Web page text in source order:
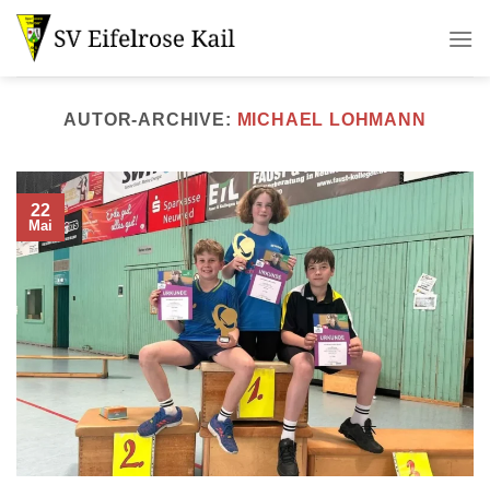
Zum
Inhalt
springen
AUTOR-ARCHIVE: MICHAEL LOHMANN
22
Mai